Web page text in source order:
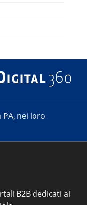
nei loro
B2B dedicati ai